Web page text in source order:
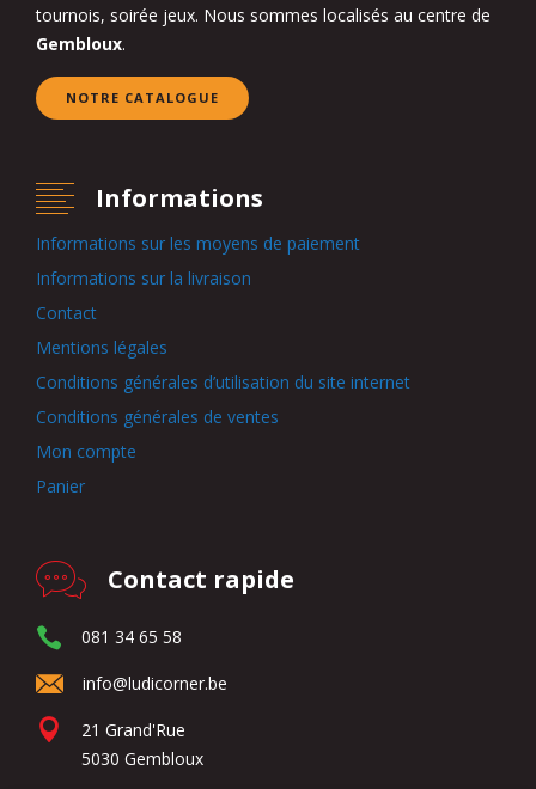
tournois, soirée jeux. Nous sommes localisés au centre de
Gembloux.
NOTRE CATALOGUE
Informations
Informations sur les moyens de paiement
Informations sur la livraison
Contact
Mentions légales
Conditions générales d’utilisation du site internet
Conditions générales de ventes
Mon compte
Panier
Contact rapide
081 34 65 58
info@ludicorner.be
21 Grand'Rue
5030 Gembloux